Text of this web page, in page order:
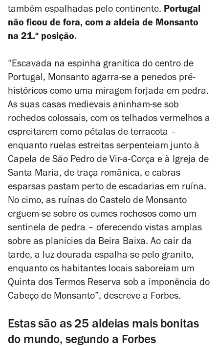
também espalhadas pelo continente. Portugal
não ficou de fora, com a aldeia de Monsanto
na 21.ª posição.
Escavada na espinha granítica do centro de
Portugal, Monsanto agarra-se a penedos pré-
históricos como uma miragem forjada em pedra.
As suas casas medievais aninham-se sob
rochedos colossais, com os telhados vermelhos a
espreitarem como pétalas de terracota –
enquanto ruelas estreitas serpenteiam junto à
Capela de São Pedro de Vir-a-Corça e à Igreja de
Santa Maria, de traça românica, e cabras
esparsas pastam perto de escadarias em ruína.
No cimo, as ruínas do Castelo de Monsanto
erguem-se sobre os cumes rochosos como um
sentinela de pedra – oferecendo vistas amplas
sobre as planícies da Beira Baixa. Ao cair da
tarde, a luz dourada espalha-se pelo granito,
enquanto os habitantes locais saboreiam um
Quinta dos Termos Reserva sob a imponência do
Cabeço de Monsanto”, descreve a Forbes.
Estas são as 25 aldeias mais bonitas
do mundo, segundo a Forbes